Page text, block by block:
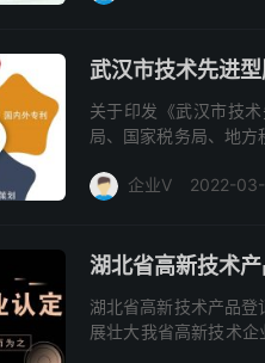
武汉市技术先进
关于印发《武汉市技
局、国家税务局、地方
企业V 2022-
湖北省高新技术
湖北省高新技术产品
展壮大我省高新技术